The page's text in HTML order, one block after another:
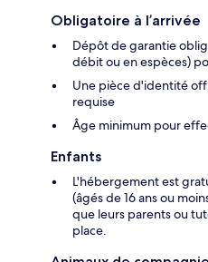
Obligatoire à l’arrivée
Dépôt de garantie
débit ou en espèces)
Une pièce d'identité
requise
Âge minimum pour
Enfants
L'hébergement est
(âgés de 16 ans ou
que leurs parents ou
place.